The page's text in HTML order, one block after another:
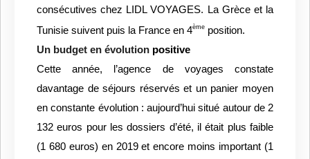
consécutives chez LIDL VOYAGES. La Grèce et la
Tunisie suivent puis la France en 4ème position.
Un budget en évolution positive
Cette année, l’agence de voyages constate
davantage de séjours réservés et un panier moyen
en constante évolution : aujourd’hui situé autour de 2
132 euros pour les dossiers d’été, il était plus faible
(1 680 euros) en 2019 et encore moins important (1